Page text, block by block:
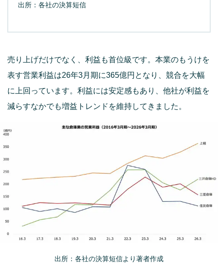
出所：各社の決算短信
売り上げだけでなく、利益も首位級です。本業のもうけを
表す営業利益は26年3月期に365億円となり、競合を大幅
に上回っています。利益には安定感もあり、他社が利益を
減らすなかでも増益トレンドを維持してきました。
出所：各社の決算短信より著者作成